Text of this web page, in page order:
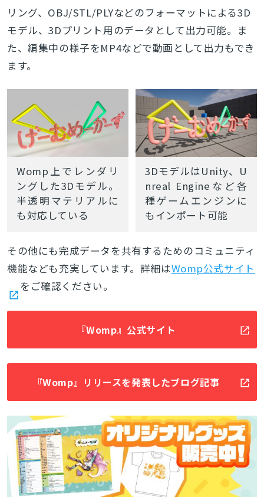
リング、OBJ/STL/PLYなどのフォーマットによる3D
モデル、3Dプリント用のデータとして出力可能。ま
た、編集中の様子をMP4などで動画として出力もでき
ます。
Womp上でレンダリ
ングした3Dモデル。
半透明マテリアルに
も対応している
3DモデルはUnity、U
nreal Engineなど各
種ゲームエンジンに
もインポート可能
その他にも完成データを共有するためのコミュニティ
機能なども充実しています。詳細はWomp公式サイト
をご確認ください。
『Womp』公式サイト
『Womp』リリースを発表したブログ記事